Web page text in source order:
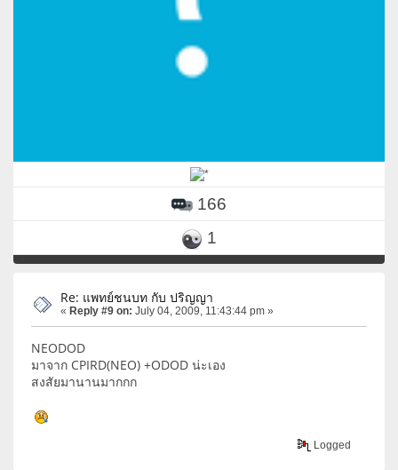
166
1
Re: แพทย์ชนบท กับ ปริญญา
« Reply #9 on: July 04, 2009, 11:43:44 pm »
NEODOD
มาจาก CPIRD(NEO) +ODOD น่ะเอง
สงสัยมานานมากกก
Logged